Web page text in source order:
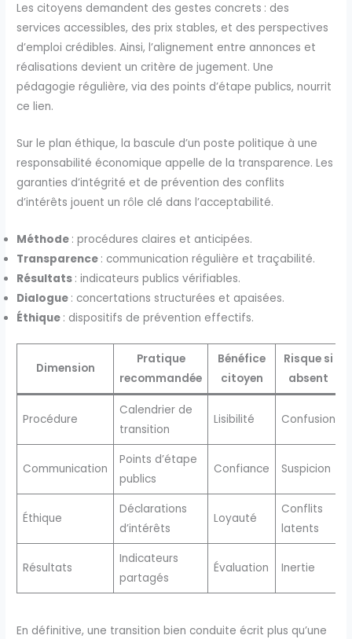
Les citoyens demandent des gestes concrets : des
services accessibles, des prix stables, et des perspectives
d’emploi crédibles. Ainsi, l’alignement entre annonces et
réalisations devient un critère de jugement. Une
pédagogie régulière, via des points d’étape publics, nourrit
ce lien.
Sur le plan éthique, la bascule d’un poste politique à une
responsabilité économique appelle de la transparence. Les
garanties d’intégrité et de prévention des conflits
d’intérêts jouent un rôle clé dans l’acceptabilité.
Méthode : procédures claires et anticipées.
Transparence : communication régulière et traçabilité.
Résultats : indicateurs publics vérifiables.
Dialogue : concertations structurées et apaisées.
Éthique : dispositifs de prévention effectifs.
Dimension
Pratique
recommandée
Bénéfice
citoyen
Risque si
absent
Procédure
Calendrier de
transition
Lisibilité Confusion
Communication
Points d’étape
publics
Confiance Suspicion
Éthique
Déclarations
d’intérêts
Loyauté
Conflits
latents
Résultats
Indicateurs
partagés
Évaluation Inertie
En définitive, une transition bien conduite écrit plus qu’une